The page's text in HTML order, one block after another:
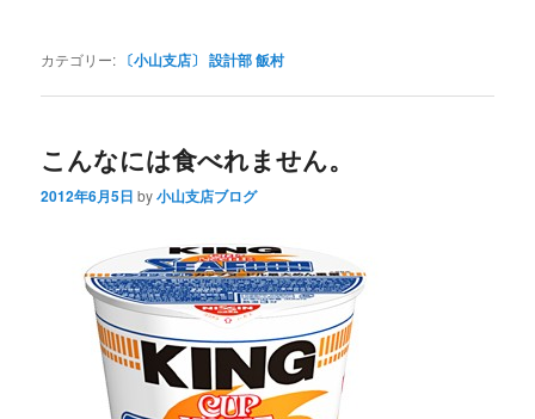
カテゴリー: 〔小山支店〕 設計部 飯村
こんなには食べれません。
2012年6月5日 by小山支店ブログ